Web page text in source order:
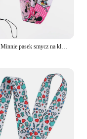
Mickey Minnie pasek smycz na klucze brelok pokrowiec na karty ID karta kredytowa Pass ozdobny pasek lasso wisiorek do telefonu komórkowego akcesoria